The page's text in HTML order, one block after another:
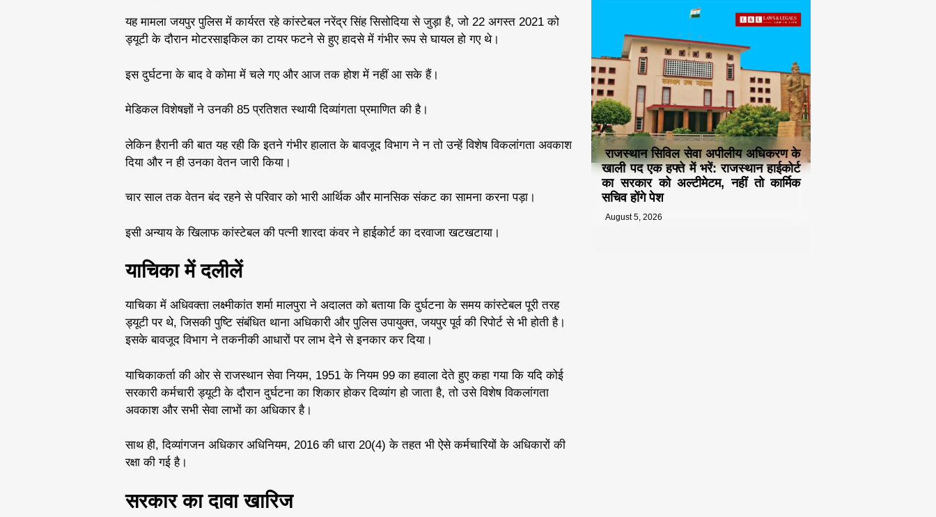
राजस्थान सिविल सेवा अपीलीय अधिकरण के
खाली पद एक हफ्ते में भरें: राजस्थान हाईकोर्ट
का सरकार को अल्टीमेटम, नहीं तो कार्मिक
सचिव होंगे पेश
August 5, 2026
यह मामला जयपुर पुलिस में कार्यरत रहे कांस्टेबल नरेंद्र सिंह सिसोदिया से जुड़ा है, जो 22 अगस्त 2021 को
ड्यूटी के दौरान मोटरसाइकिल का टायर फटने से हुए हादसे में गंभीर रूप से घायल हो गए थे।
इस दुर्घटना के बाद वे कोमा में चले गए और आज तक होश में नहीं आ सके हैं।
मेडिकल विशेषज्ञों ने उनकी 85 प्रतिशत स्थायी दिव्यांगता प्रमाणित की है।
लेकिन हैरानी की बात यह रही कि इतने गंभीर हालात के बावजूद विभाग ने न तो उन्हें विशेष विकलांगता अवकाश
दिया और न ही उनका वेतन जारी किया।
चार साल तक वेतन बंद रहने से परिवार को भारी आर्थिक और मानसिक संकट का सामना करना पड़ा।
इसी अन्याय के खिलाफ कांस्टेबल की पत्नी शारदा कंवर ने हाईकोर्ट का दरवाजा खटखटाया।
याचिका में दलीलें
याचिका में अधिवक्ता लक्ष्मीकांत शर्मा मालपुरा ने अदालत को बताया कि दुर्घटना के समय कांस्टेबल पूरी तरह
ड्यूटी पर थे, जिसकी पुष्टि संबंधित थाना अधिकारी और पुलिस उपायुक्त, जयपुर पूर्व की रिपोर्ट से भी होती है।
इसके बावजूद विभाग ने तकनीकी आधारों पर लाभ देने से इनकार कर दिया।
याचिकाकर्ता की ओर से राजस्थान सेवा नियम, 1951 के नियम 99 का हवाला देते हुए कहा गया कि यदि कोई
सरकारी कर्मचारी ड्यूटी के दौरान दुर्घटना का शिकार होकर दिव्यांग हो जाता है, तो उसे विशेष विकलांगता
अवकाश और सभी सेवा लाभों का अधिकार है।
साथ ही, दिव्यांगजन अधिकार अधिनियम, 2016 की धारा 20(4) के तहत भी ऐसे कर्मचारियों के अधिकारों की
रक्षा की गई है।
सरकार का दावा खारिज